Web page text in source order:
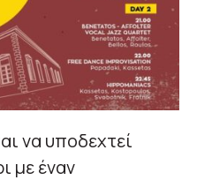
να υποδεχτεί
με έναν